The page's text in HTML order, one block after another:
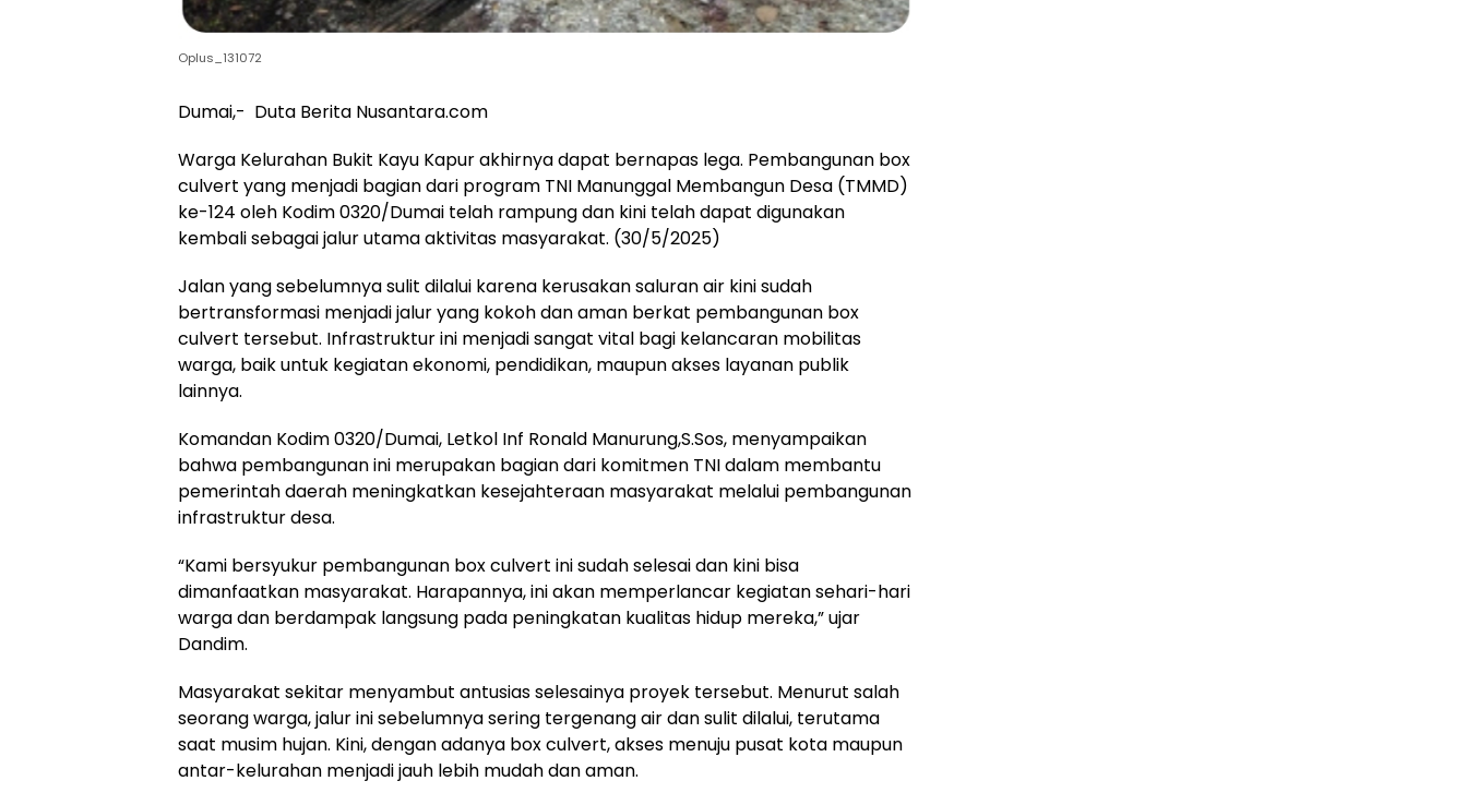
Oplus_131072
Dumai,- Duta Berita Nusantara.com
Warga Kelurahan Bukit Kayu Kapur akhirnya dapat bernapas lega. Pembangunan box
culvert yang menjadi bagian dari program TNI Manunggal Membangun Desa (TMMD)
ke-124 oleh Kodim 0320/Dumai telah rampung dan kini telah dapat digunakan
kembali sebagai jalur utama aktivitas masyarakat. (30/5/2025)
Jalan yang sebelumnya sulit dilalui karena kerusakan saluran air kini sudah
bertransformasi menjadi jalur yang kokoh dan aman berkat pembangunan box
culvert tersebut. Infrastruktur ini menjadi sangat vital bagi kelancaran mobilitas
warga, baik untuk kegiatan ekonomi, pendidikan, maupun akses layanan publik
lainnya.
Komandan Kodim 0320/Dumai, Letkol Inf Ronald Manurung,S.Sos, menyampaikan
bahwa pembangunan ini merupakan bagian dari komitmen TNI dalam membantu
pemerintah daerah meningkatkan kesejahteraan masyarakat melalui pembangunan
infrastruktur desa.
“Kami bersyukur pembangunan box culvert ini sudah selesai dan kini bisa
dimanfaatkan masyarakat. Harapannya, ini akan memperlancar kegiatan sehari-hari
warga dan berdampak langsung pada peningkatan kualitas hidup mereka,” ujar
Dandim.
Masyarakat sekitar menyambut antusias selesainya proyek tersebut. Menurut salah
seorang warga, jalur ini sebelumnya sering tergenang air dan sulit dilalui, terutama
saat musim hujan. Kini, dengan adanya box culvert, akses menuju pusat kota maupun
antar-kelurahan menjadi jauh lebih mudah dan aman.